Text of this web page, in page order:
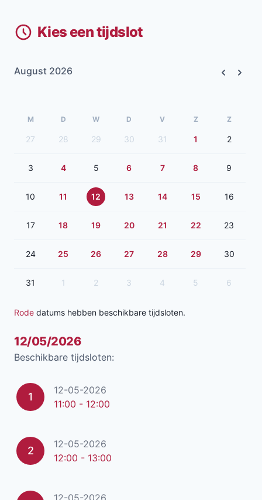
Kies een tijdslot
August 2026
M D W D V Z Z
27 28 29 30 31 1 2
3 4 5 6 7 8 9
10 11 12 13 14 15 16
17 18 19 20 21 22 23
24 25 26 27 28 29 30
31 1 2 3 4 5 6
Rode datums hebben beschikbare tijdsloten.
12/05/2026
Beschikbare tijdsloten:
1
12-05-2026
11:00 - 12:00
2
12-05-2026
12:00 - 13:00
12-05-2026